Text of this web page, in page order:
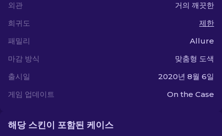
외관
거의 깨끗한
희귀도
제한
패밀리
Allure
마감 방식
맞춤형 도색
출시일
2020년 8월 6일
게임 업데이트
On the Case
해당 스킨이 포함된 케이스